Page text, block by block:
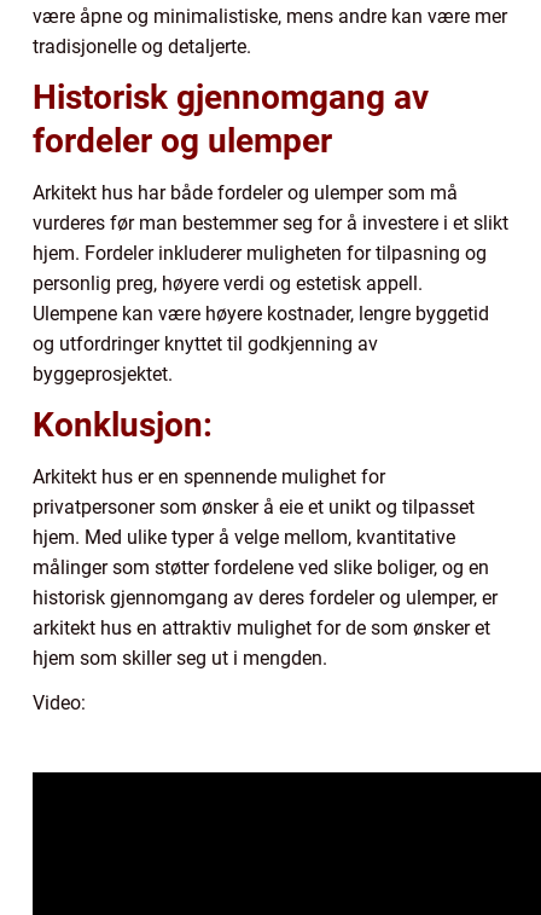
være åpne og minimalistiske, mens andre kan være mer
tradisjonelle og detaljerte.
Historisk gjennomgang av
fordeler og ulemper
Arkitekt hus har både fordeler og ulemper som må
vurderes før man bestemmer seg for å investere i et slikt
hjem. Fordeler inkluderer muligheten for tilpasning og
personlig preg, høyere verdi og estetisk appell.
Ulempene kan være høyere kostnader, lengre byggetid
og utfordringer knyttet til godkjenning av
byggeprosjektet.
Konklusjon:
Arkitekt hus er en spennende mulighet for
privatpersoner som ønsker å eie et unikt og tilpasset
hjem. Med ulike typer å velge mellom, kvantitative
målinger som støtter fordelene ved slike boliger, og en
historisk gjennomgang av deres fordeler og ulemper, er
arkitekt hus en attraktiv mulighet for de som ønsker et
hjem som skiller seg ut i mengden.
Video: